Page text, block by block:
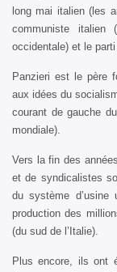
long mai italien (les
communiste italien
occidentale) et le
Panzieri est le père
aux idées du
courant de gauche
mondiale).
Vers la fin des
et de syndicalistes
du système
production des
(du sud de l’Italie).
Plus encore, ils ont